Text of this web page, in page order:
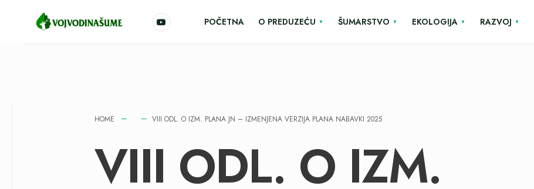
POČETNA O PREDUZEĆU ŠUMARSTVO EKOLOGIJA RAZVOJ
HOME VIII ODL. O IZM. PLANA JN – IZMENJENA VERZIJA PLANA NABAVKI 2025
VIII ODL. O IZM.